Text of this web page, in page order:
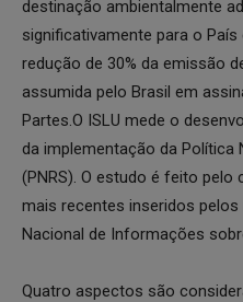
destinação ambientalmente
significativamente para o
redução de 30% da emissão
assumida pelo Brasil em
Partes.O ISLU mede o
da implementação da Política
(PNRS). O estudo é feito
mais recentes inseridos
Nacional de Informações
Quatro aspectos são